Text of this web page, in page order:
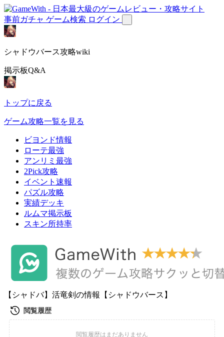
事前ガチャ ゲーム検索 ログイン
シャドウバース攻略wiki
掲示板Q&A
トップに戻る
ゲーム攻略一覧を見る
ビヨンド情報
ローテ最強
アンリミ最強
2Pick攻略
イベント速報
パズル攻略
実績デッキ
ルムマ掲示板
スキン所持率
【シャドバ】活竜剣の情報【シャドウバース】